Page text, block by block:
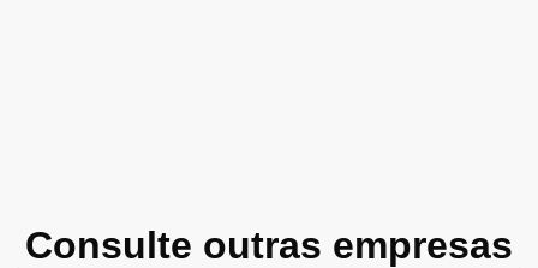
Consulte outras empresas